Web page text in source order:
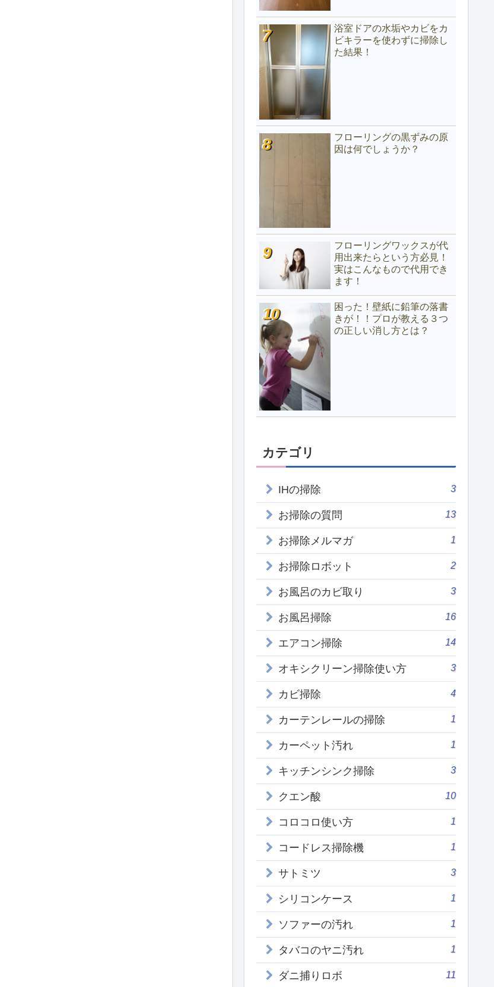
浴室ドアの水垢やカビをカ
ビキラーを使わずに掃除し
た結果！
フローリングの黒ずみの原
因は何でしょうか？
フローリングワックスが代
用出来たらという方必見！
実はこんなもので代用でき
ます！
困った！壁紙に鉛筆の落書
きが！！プロが教える３つ
の正しい消し方とは？
カテゴリ
IHの掃除 3
お掃除の質問 13
お掃除メルマガ 1
お掃除ロボット 2
お風呂のカビ取り 3
お風呂掃除 16
エアコン掃除 14
オキシクリーン掃除使い方 3
カビ掃除 4
カーテンレールの掃除 1
カーペット汚れ 1
キッチンシンク掃除 3
クエン酸 10
コロコロ使い方 1
コードレス掃除機 1
サトミツ 3
シリコンケース 1
ソファーの汚れ 1
タバコのヤニ汚れ 1
ダニ捕りロボ 11